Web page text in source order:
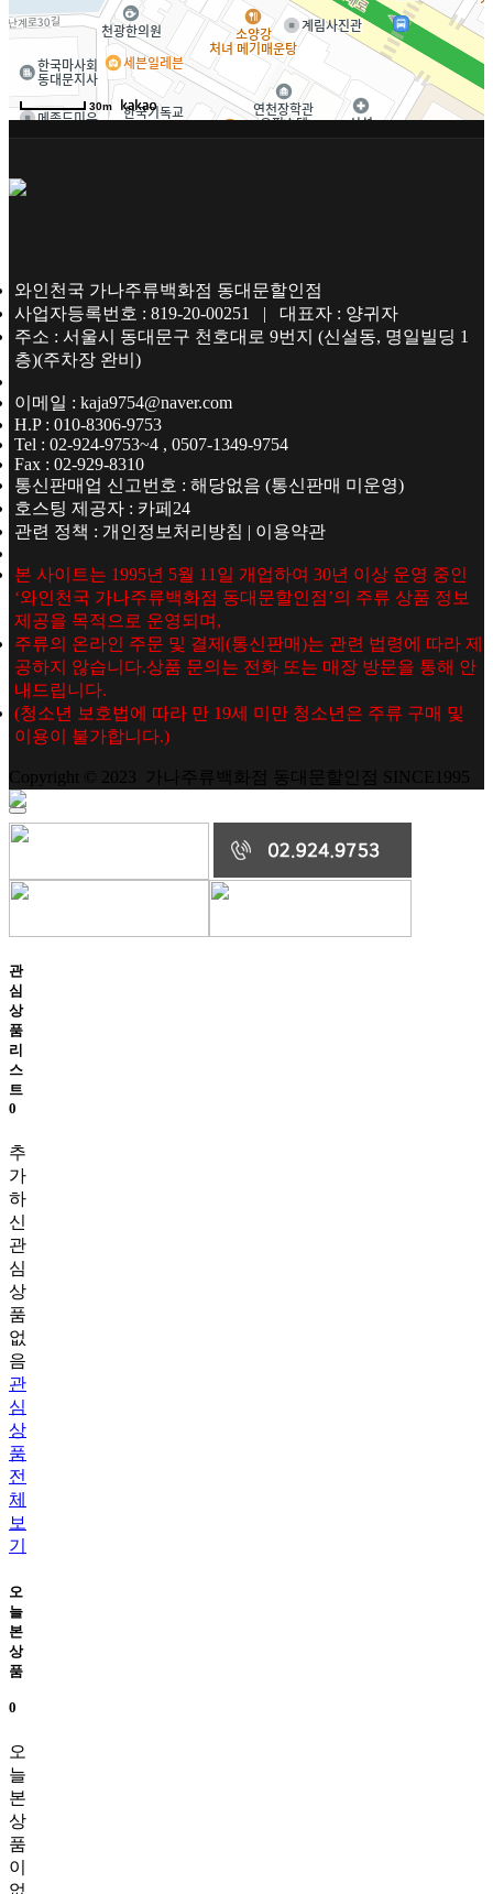
30m
매장소개|개인보호정책 |가나소식|주류뉴스|ADMIN
와인천국 가나주류백화점 동대문할인점
사업자등록번호 : 819-20-00251 | 대표자 : 양귀자
주소 : 서울시 동대문구 천호대로 9번지 (신설동, 명일빌딩 1
층)(주차장 완비)
이메일 : kaja9754@naver.com
H.P : 010-8306-9753
Tel : 02-924-9753~4 , 0507-1349-9754
Fax : 02-929-8310
통신판매업 신고번호 : 해당없음 (통신판매 미운영)
호스팅 제공자 : 카페24
관련 정책 : 개인정보처리방침 | 이용약관
본 사이트는 1995년 5월 11일 개업하여 30년 이상 운영 중인
‘와인천국 가나주류백화점 동대문할인점’의 주류 상품 정보
제공을 목적으로 운영되며,
주류의 온라인 주문 및 결제(통신판매)는 관련 법령에 따라 제
공하지 않습니다.상품 문의는 전화 또는 매장 방문을 통해 안
내드립니다.
(청소년 보호법에 따라 만 19세 미만 청소년은 주류 구매 및
이용이 불가합니다.)
Copyright © 2023 가나주류백화점 동대문할인점 SINCE1995
관
심
상
품
리
스
트
0
추
가
하
신
관
심
상
품
없
음
관
심
상
품
전
체
보
기
오
늘
본
상
품
0
오
늘
본
상
품
이